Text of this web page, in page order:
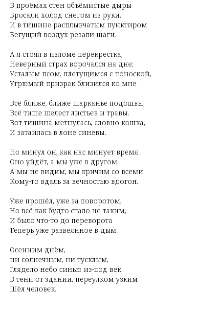
В проёмах стен объёмистые дыры
Бросали холод снегом из руки.
И в тишине расплывчатым пунктиром
Бегущий воздух резали шаги.
А я стоял в изломе перекрестка,
Неверный страх ворочался на дне;
Усталым псом, плетущимся с поноской,
Угрюмый призрак близился ко мне.
Всё ближе, ближе шарканье подошвы;
Всё тише шелест листьев и травы.
Вот тишина метнулась, словно кошка,
И затаилась в лоне синевы.
Но минул он, как нас минует время.
Оно уйдёт, а мы уже в другом.
А мы не видим, мы кричим со всеми
Кому-то вдаль за вечностью вдогон.
Уже прошёл, уже за поворотом,
Но всё как будто стало не таким,
И было что-то до переворота
Теперь уже развеянное в дым.
Осенним днём,
ни солнечным, ни тусклым,
Глядело небо синью из-под век.
В тени от зданий, переулком узким
Шёл человек.